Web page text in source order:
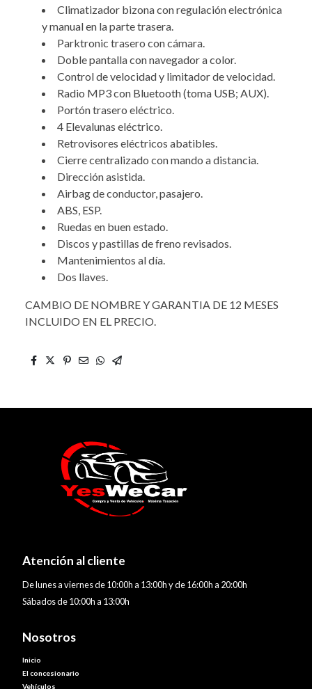
Climatizador bizona con regulación electrónica
y manual en la parte trasera.
Parktronic trasero con cámara.
Doble pantalla con navegador a color.
Control de velocidad y limitador de velocidad.
Radio MP3 con Bluetooth (toma USB; AUX).
Portón trasero eléctrico.
4 Elevalunas eléctrico.
Retrovisores eléctricos abatibles.
Cierre centralizado con mando a distancia.
Dirección asistida.
Airbag de conductor, pasajero.
ABS, ESP.
Ruedas en buen estado.
Discos y pastillas de freno revisados.
Mantenimientos al día.
Dos llaves.
CAMBIO DE NOMBRE Y GARANTIA DE 12 MESES
INCLUIDO EN EL PRECIO.
Atención al cliente
De lunes a viernes de 10:00h a 13:00h y de 16:00h a 20:00h
Sábados de 10:00h a 13:00h
Nosotros
Inicio
El concesionario
Vehículos